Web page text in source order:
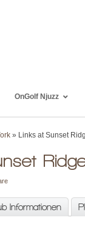
OnGolf Njuzz
» Links at Sunset
Informationen